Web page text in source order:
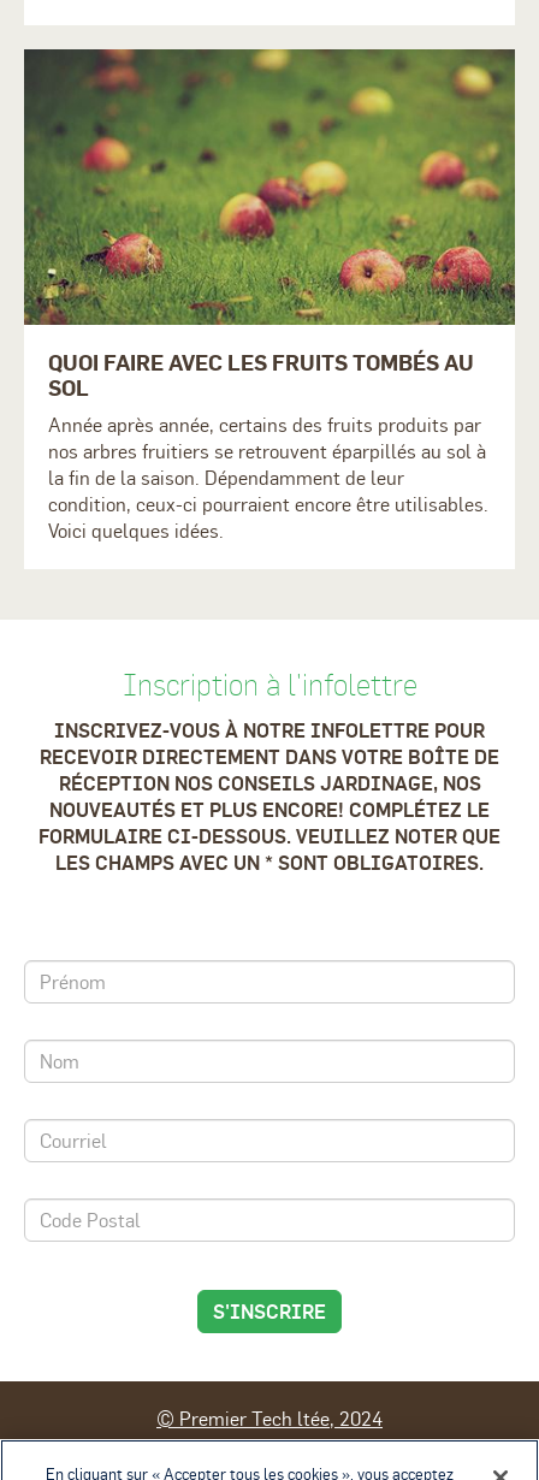
QUOI FAIRE AVEC LES FRUITS TOMBÉS AU
SOL
Année après année, certains des fruits produits par
nos arbres fruitiers se retrouvent éparpillés au sol à
la fin de la saison. Dépendamment de leur
condition, ceux-ci pourraient encore être utilisables.
Voici quelques idées.
Inscription à l'infolettre
INSCRIVEZ-VOUS À NOTRE INFOLETTRE POUR
RECEVOIR DIRECTEMENT DANS VOTRE BOÎTE DE
RÉCEPTION NOS CONSEILS JARDINAGE, NOS
NOUVEAUTÉS ET PLUS ENCORE! COMPLÉTEZ LE
FORMULAIRE CI-DESSOUS. VEUILLEZ NOTER QUE
LES CHAMPS AVEC UN * SONT OBLIGATOIRES.
S'INSCRIRE
© Premier Tech ltée, 2024
Contact Conditions d'utilisation
En cliquant sur « Accepter tous les cookies », vous acceptez